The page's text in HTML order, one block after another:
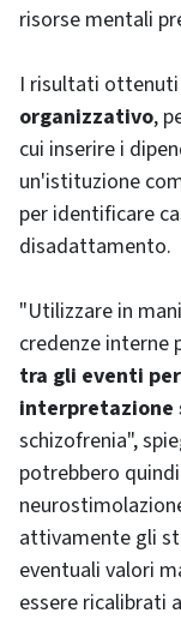
risorse mentali
I risultati
organizzativo,
cui inserire i
un'istituzione
per identificare
disadattamento.
"Utilizzare in
credenze interne
tra gli eventi
interpretazione
schizofrenia",
potrebbero
attivamente gli
eventuali valori
essere ricalibrati